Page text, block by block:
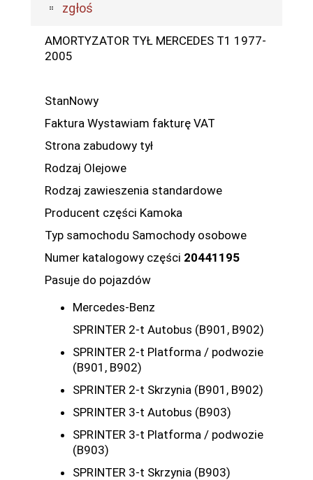
zgłoś
AMORTYZATOR TYŁ MERCEDES T1 1977-
2005
StanNowy
Faktura Wystawiam fakturę VAT
Strona zabudowy tył
Rodzaj Olejowe
Rodzaj zawieszenia standardowe
Producent części Kamoka
Typ samochodu Samochody osobowe
Numer katalogowy części 20441195
Pasuje do pojazdów
Mercedes-Benz
SPRINTER 2-t Autobus (B901, B902)
SPRINTER 2-t Platforma / podwozie
(B901, B902)
SPRINTER 2-t Skrzynia (B901, B902)
SPRINTER 3-t Autobus (B903)
SPRINTER 3-t Platforma / podwozie
(B903)
SPRINTER 3-t Skrzynia (B903)